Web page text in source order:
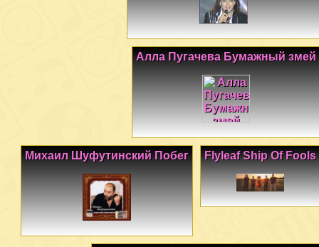
Алла Пугачева Бумажный змей
Flyleaf Ship Of Fools
Михаил Шуфутинский Побег